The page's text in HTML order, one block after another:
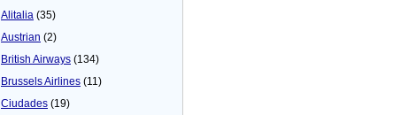
Alitalia (35)
Austrian (2)
British Airways (134)
Brussels Airlines (11)
Ciudades (19)